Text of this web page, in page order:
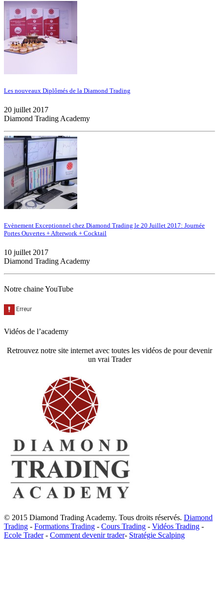
Les nouveaux Diplômés de la Diamond Trading
20 juillet 2017
Diamond Trading Academy
Evènement Exceptionnel chez Diamond Trading le 20 Juillet 2017: Journée
Portes Ouvertes + Afterwork + Cocktail
10 juillet 2017
Diamond Trading Academy
Notre chaine YouTube
Vidéos de l’academy
Retrouvez notre site internet avec toutes les vidéos de pour devenir
un vrai Trader
© 2015 Diamond Trading Academy. Tous droits réservés. Diamond
Trading - Formations Trading - Cours Trading - Vidéos Trading -
Ecole Trader- Comment devenir trader- Stratégie Scalping